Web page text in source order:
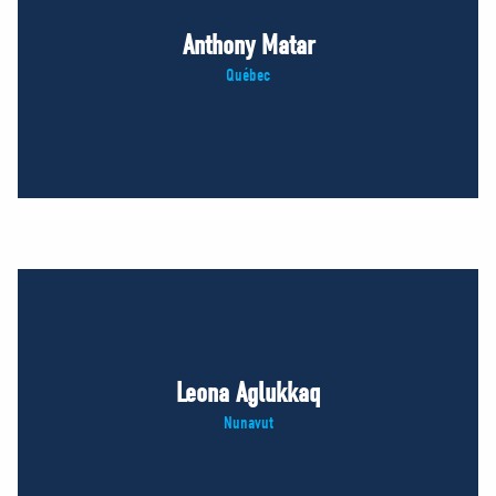
Anthony Matar
Québec
Leona Aglukkaq
Nunavut